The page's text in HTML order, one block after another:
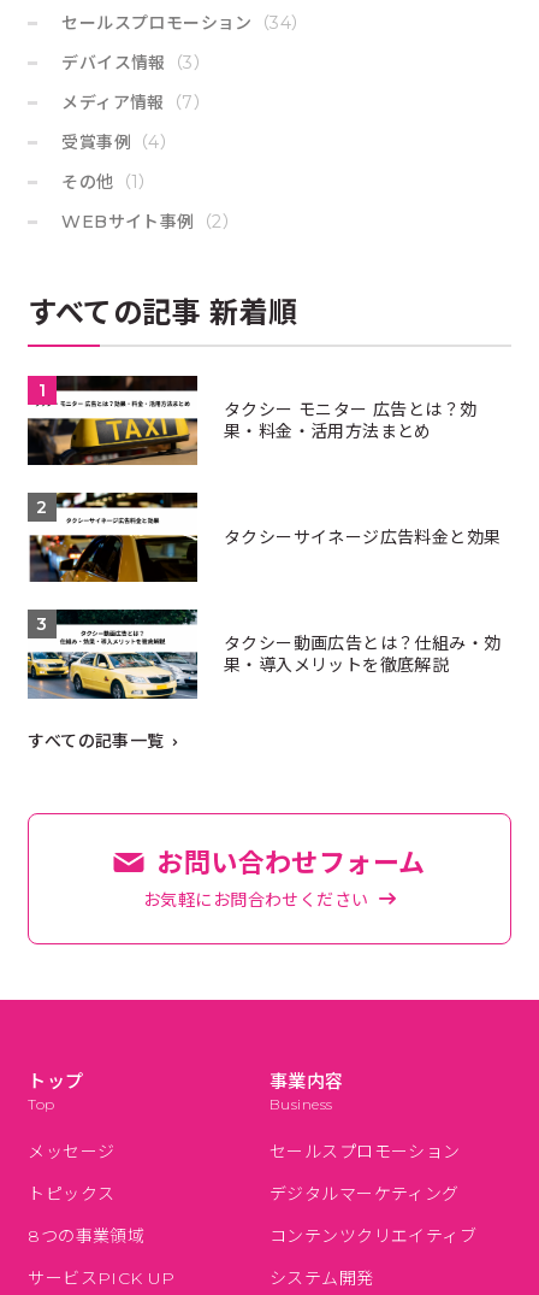
セールスプロモーション
（34）
デバイス情報
（3）
メディア情報
（7）
受賞事例
（4）
その他 （1）
WEBサイト事例
（2）
すべての記事 新着順
タクシー モニター 広告とは？効
果・料金・活用方法まとめ
タクシーサイネージ広告料金と効果
タクシー動画広告とは？仕組み・効
果・導入メリットを徹底解説
すべての記事一覧
お問い合わせフォーム
お気軽にお問合わせください
トップ
Top
メッセージ
トピックス
8つの事業領域
サービスPICK UP
事業内容
Business
セールスプロモーション
デジタルマーケティング
コンテンツクリエイティブ
システム開発